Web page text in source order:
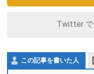
Twitter で
この記事を書いた人